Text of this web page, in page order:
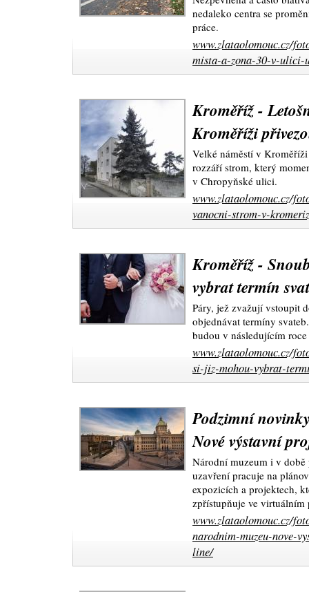
nedaleko centra se
práce.
www.zlataolomouc.cz/
mista-a-zona-30-v-ulici-
Kroměříž -
Kroměříži
Velké náměstí v
rozzáří strom, který
v Chropyňské ulici.
www.zlataolomouc.cz/
vanocni-strom-v-
Kroměříž -
vybrat termín
Páry, jež zvažují vstoupit
objednávat termíny
budou v následujícím
www.zlataolomouc.cz/
si-jiz-mohou-vybrat-
Podzimní
Nové výstavní
Národní muzeum i v
uzavření pracuje na
expozicích a projektech,
zpřístupňuje ve virtuálním
www.zlataolomouc.cz/
narodnim-muzeu-nove-
line/